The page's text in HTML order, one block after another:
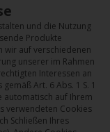
und die Nutzung
Produkte
wir auf verschiedenen
unserer im Rahmen
Interessen an
Art. 6 Abs. 1 S. 1
automatisch auf Ihrem
verwendeten Cookies
Schließen Ihres